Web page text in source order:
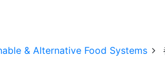
& Alternative Food Systems